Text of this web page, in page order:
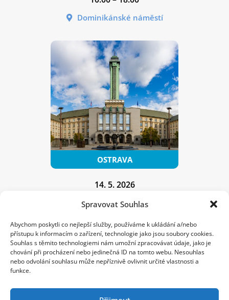
Spravovat Souhlas
Abychom poskytli co nejlepší služby, používáme k ukládání a/nebo
přístupu k informacím o zařízení, technologie jako jsou soubory cookies.
Souhlas s těmito technologiemi nám umožní zpracovávat údaje, jako je
chování při procházení nebo jedinečná ID na tomto webu. Nesouhlas
nebo odvolání souhlasu může nepříznivě ovlivnit určité vlastnosti a
funkce.
Dominikánské náměstí
14. 5. 2026
Máte znaménko?
Nechte si je vyšetřit!